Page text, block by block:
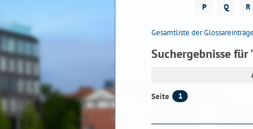
P Q R
Gesamtliste der
Suchergebnisse für
Seite 1